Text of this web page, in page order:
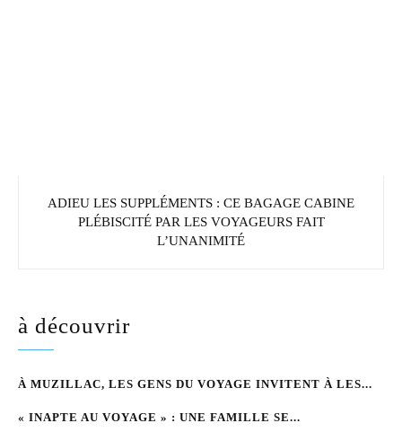
ADIEU LES SUPPLÉMENTS : CE BAGAGE CABINE
PLÉBISCITÉ PAR LES VOYAGEURS FAIT
L’UNANIMITÉ
à découvrir
À MUZILLAC, LES GENS DU VOYAGE INVITENT À LES...
« INAPTE AU VOYAGE » : UNE FAMILLE SE...